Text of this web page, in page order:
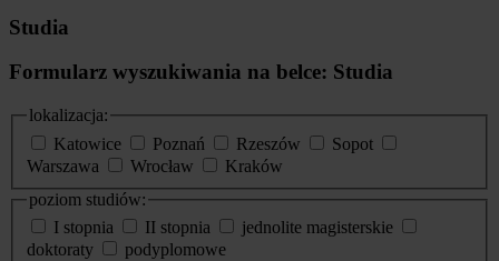
Studia
Formularz wyszukiwania na belce: Studia
lokalizacja:
Katowice
Poznań Rzeszów
Sopot
Warszawa
Wrocław
Kraków
poziom studiów:
I stopnia
II stopnia
jednolite magisterskie
doktoraty
podyplomowe